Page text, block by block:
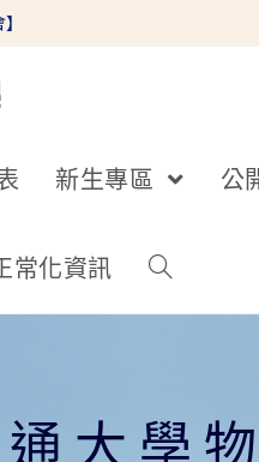
新生專區 公
常化資訊
大學